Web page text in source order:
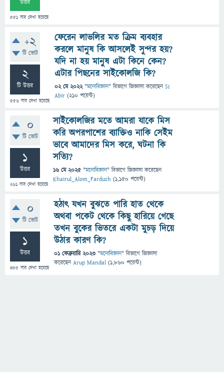
উত্তর
551 বার দেখা হয়েছে
+2
টি ভোট
2
টি উত্তর
556 বার দেখা হয়েছে
ফেরেন লাভলির মত ক্রিম ব্যবহার
করলে মানুষ কি আসলেই সুন্দর হয়?
যদি না হয় মানুষ এটা কিনে কেন?
এটার পিছনের সাইকোলজি কি?
02 মে 2022 "মনোবিজ্ঞান" বিভাগে জিজ্ঞাসাকরেছেনSI
Abir (210 পয়েন্ট)
0
টি ভোট
1
উত্তর
261 বার দেখা হয়েছে
সাইকোলজির মতে আমরা যাকে মিস
করি অপরপাশের ব্যাক্তিও নাকি সেইম
ভাবে আমাদের মিস করে, ঘটনা কি
সত্যি?
16 মে 2025 "মনোবিজ্ঞান" বিভাগে জিজ্ঞাসাকরেছেন
Khairul_Alom_Fardush (1,150 পয়েন্ট)
0
টি ভোট
1
উত্তর
455 বার দেখা হয়েছে
হঠাৎ যখন বুঝতে পারি হাত থেকে
অথবা পকেট থেকে কিছু হারিয়ে গেছে
তখন বুকের ভিতরে একটা মুচড় দিয়ে
উঠার কারণ কি?
01 ফেব্রুয়ারি 2023 "মনোবিজ্ঞান" বিভাগে জিজ্ঞাসা
করেছেনArup Mandal (1,860 পয়েন্ট)